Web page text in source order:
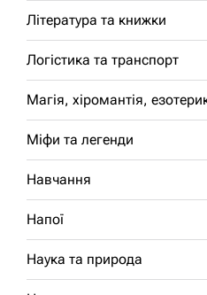
Література та книжки
Логістика та транспорт
Магія, хіромантія,
Міфи та легенди
Навчання
Напої
Наука та природа